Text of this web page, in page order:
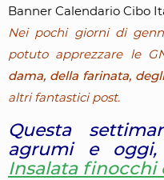
Banner Calendario Cibo
Nei pochi giorni di
potuto apprezzare le
dama, della farinata,
altri fantastici post.
Questa
agrumi e
Insalata finocchi